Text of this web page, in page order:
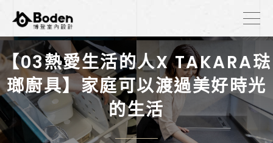
【03熱愛生活的人X TAKARA琺
瑯廚具】家庭可以渡過美好時光
的生活